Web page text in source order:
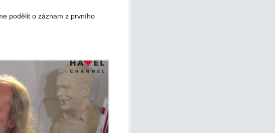
podělit o záznam z prvního